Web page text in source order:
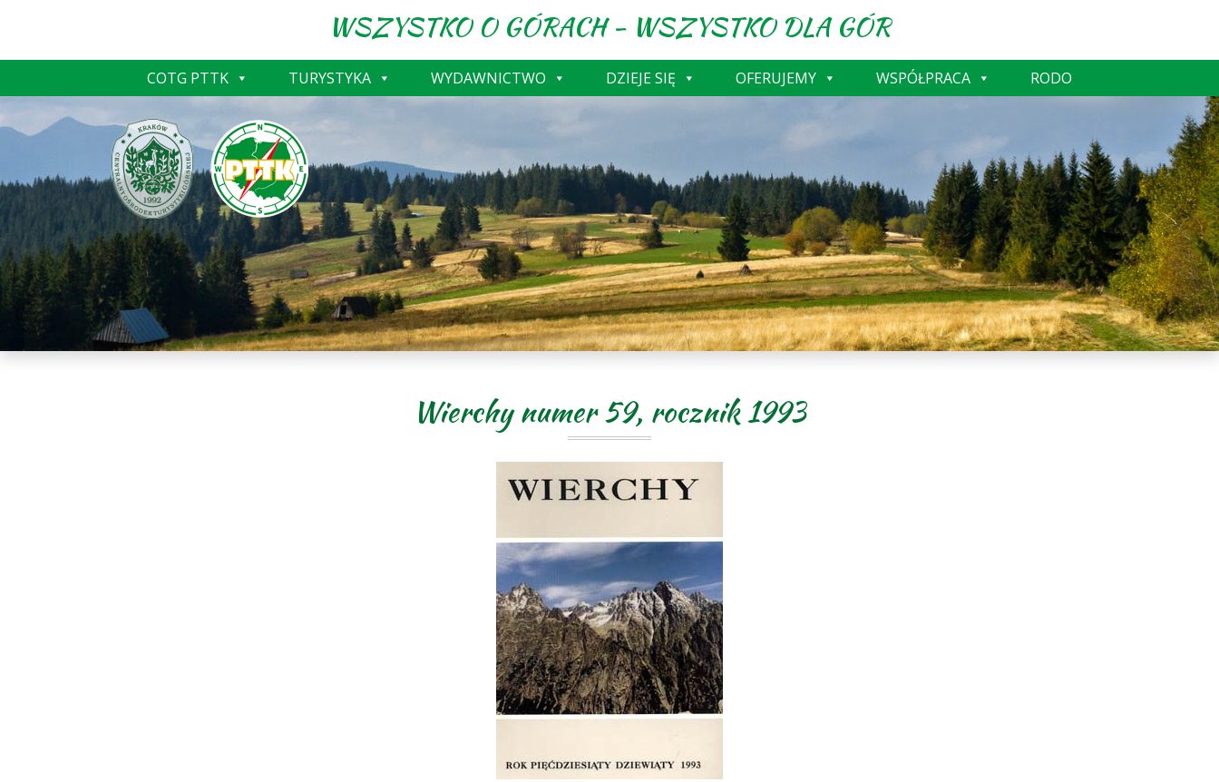
WSZYSTKO O GÓRACH - WSZYSTKO DLA GÓR
COTG PTTK TURYSTYKA WYDAWNICTWO DZIEJE SIĘ OFERUJEMY WSPÓŁPRACA RODO
Wierchy numer 59, rocznik 1993